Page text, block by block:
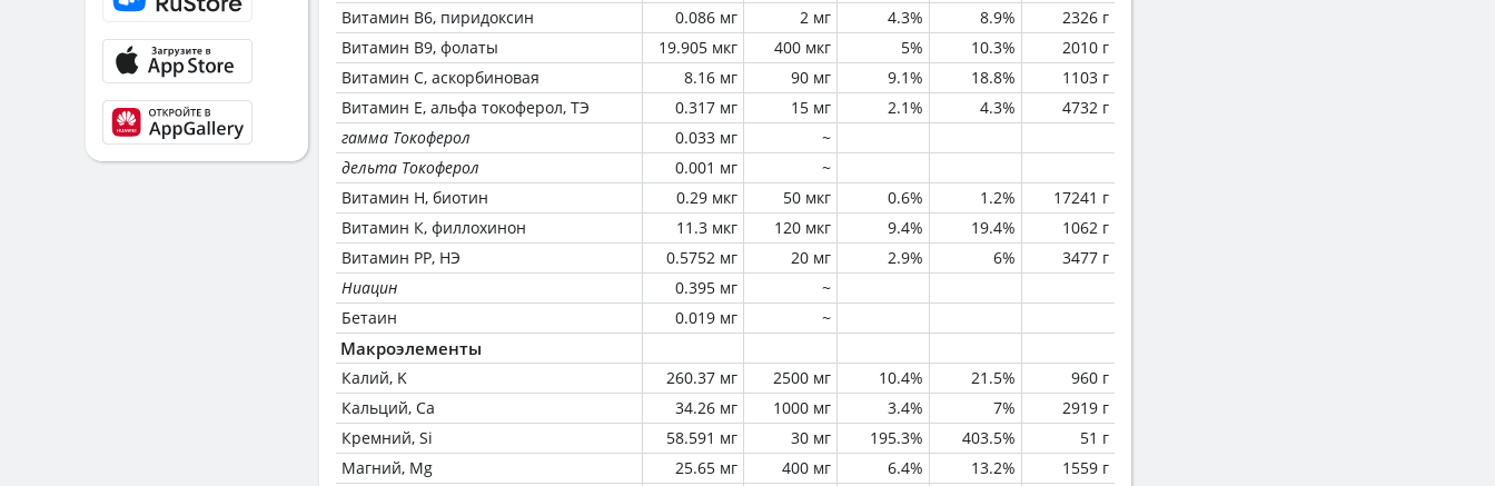
Витамин В6, пиридоксин
0.086 мг 2 мг 4.3% 8.9%
2326 г
Витамин В9, фолаты
19.905 мкг 400 мкг 5% 10.3%
2010 г
Витамин C, аскорбиновая
8.16 мг 90 мг 9.1% 18.8%
1103 г
Витамин Е, альфа токоферол, ТЭ
0.317 мг 15 мг 2.1% 4.3%
4732 г
гамма Токоферол
0.033 мг
~
дельта Токоферол
0.001 мг
~
Витамин Н, биотин
0.29 мкг 50 мкг 0.6% 1.2%
17241 г
Витамин К, филлохинон
11.3 мкг 120 мкг 9.4% 19.4%
1062 г
Витамин РР, НЭ
0.5752 мг 20 мг 2.9% 6%
3477 г
Ниацин
0.395 мг
~
Бетаин
0.019 мг ~
Макроэлементы
Калий, K 260.37 мг 2500 мг 10.4% 21.5%
960 г
Кальций, Ca
34.26 мг 1000 мг 3.4% 7%
2919 г
Кремний, Si
58.591 мг 30 мг 195.3% 403.5%
51 г
Магний, Mg
25.65 мг 400 мг 6.4% 13.2%
1559 г